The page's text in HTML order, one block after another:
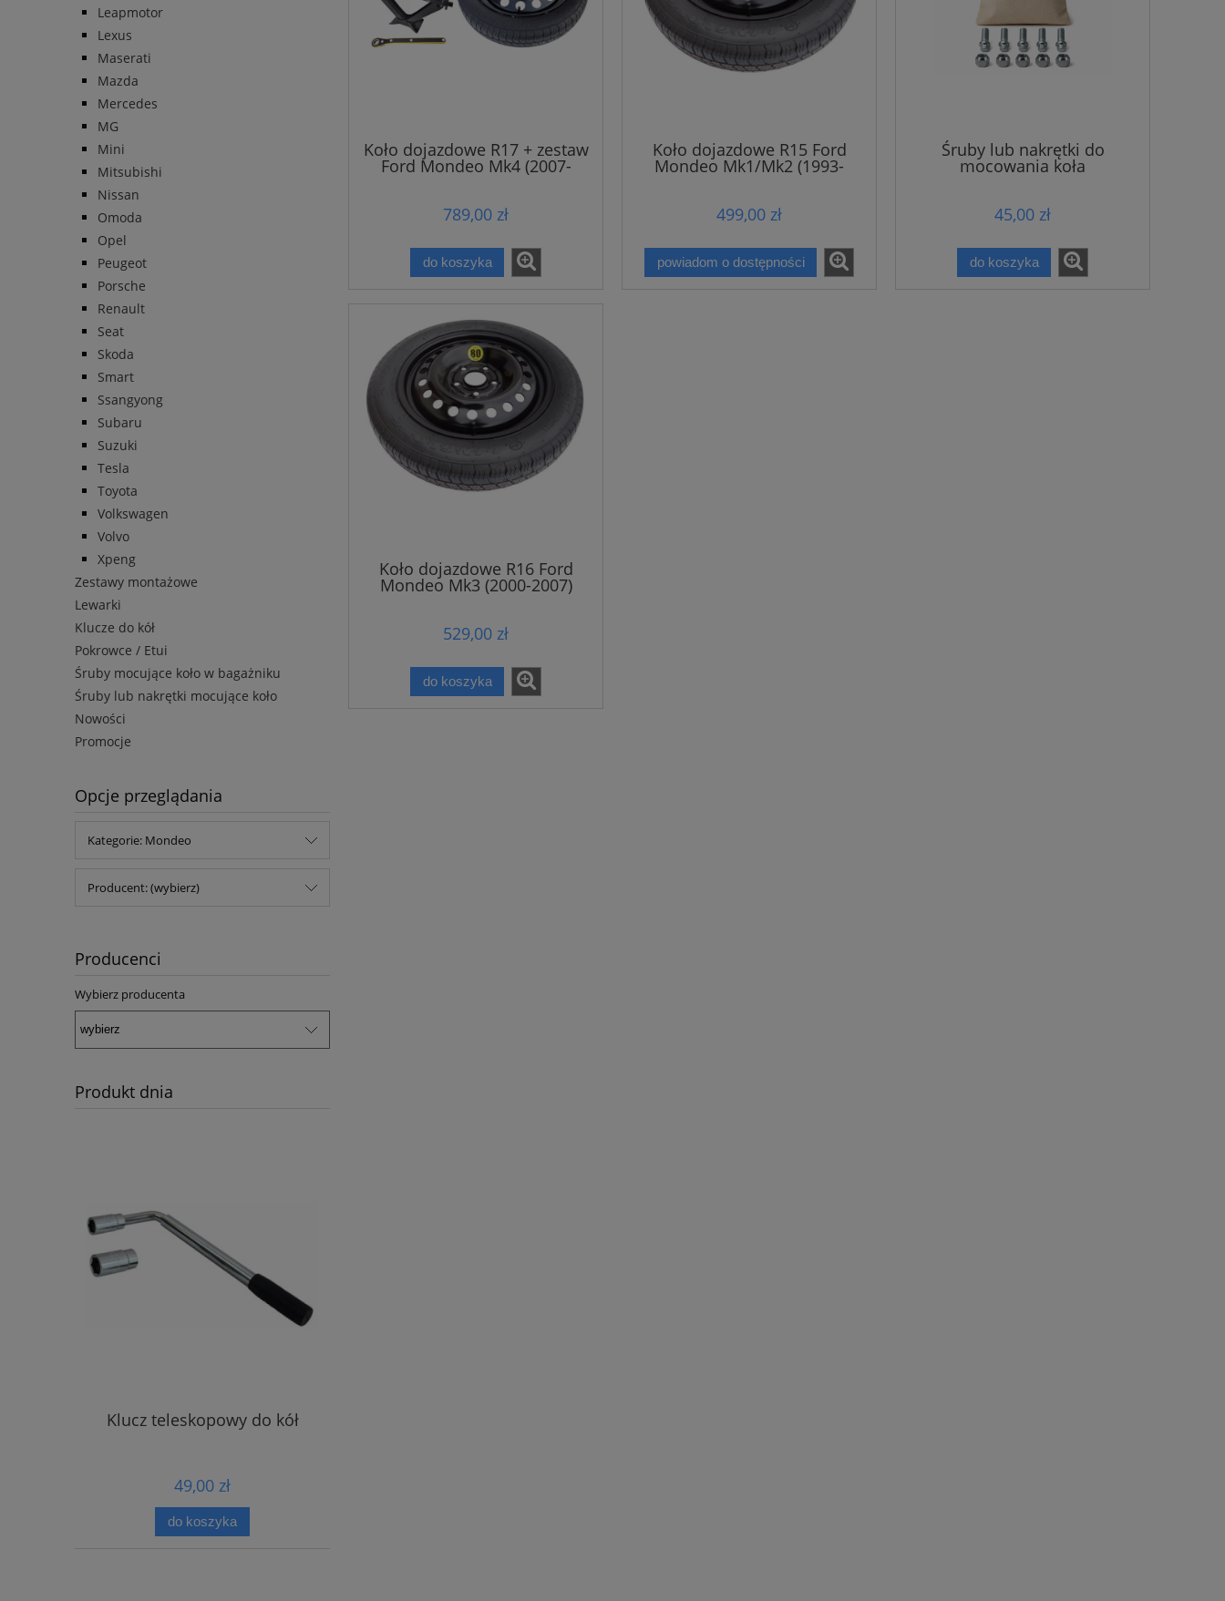
Leapmotor
Lexus
Maserati
Mazda
Mercedes
MG
Mini
Mitsubishi
Nissan
Omoda
Opel
Peugeot
Porsche
Renault
Seat
Skoda
Smart
Ssangyong
Subaru
Suzuki
Tesla
Toyota
Volkswagen
Volvo
Xpeng
Zestawy montażowe
Lewarki
Klucze do kół
Pokrowce / Etui
Śruby mocujące koło w bagażniku
Śruby lub nakrętki mocujące koło
Nowości
Promocje
Opcje przeglądania
Kategorie: Mondeo
Producent: (wybierz)
Producenci
Wybierz producenta
Produkt dnia
Klucz teleskopowy do kół
49,00 zł
do koszyka
Koło dojazdowe R17 + zestaw
Ford Mondeo Mk4 (2007-
789,00 zł
do koszyka
Koło dojazdowe R15 Ford
Mondeo Mk1/Mk2 (1993-
499,00 zł
powiadom o dostępności
Śruby lub nakrętki do
mocowania koła
45,00 zł
do koszyka
Koło dojazdowe R16 Ford
Mondeo Mk3 (2000-2007)
529,00 zł
do koszyka